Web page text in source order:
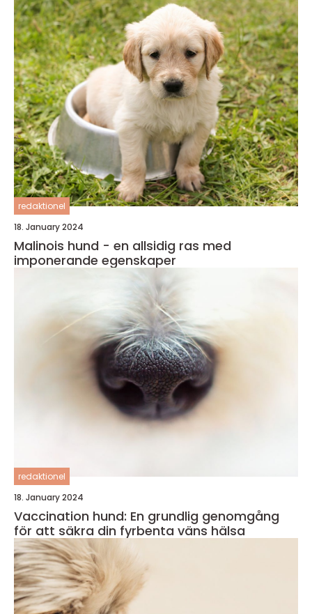
redaktionel
18. January 2024
Malinois hund - en allsidig ras med
imponerande egenskaper
redaktionel
18. January 2024
Vaccination hund: En grundlig genomgång
för att säkra din fyrbenta väns hälsa